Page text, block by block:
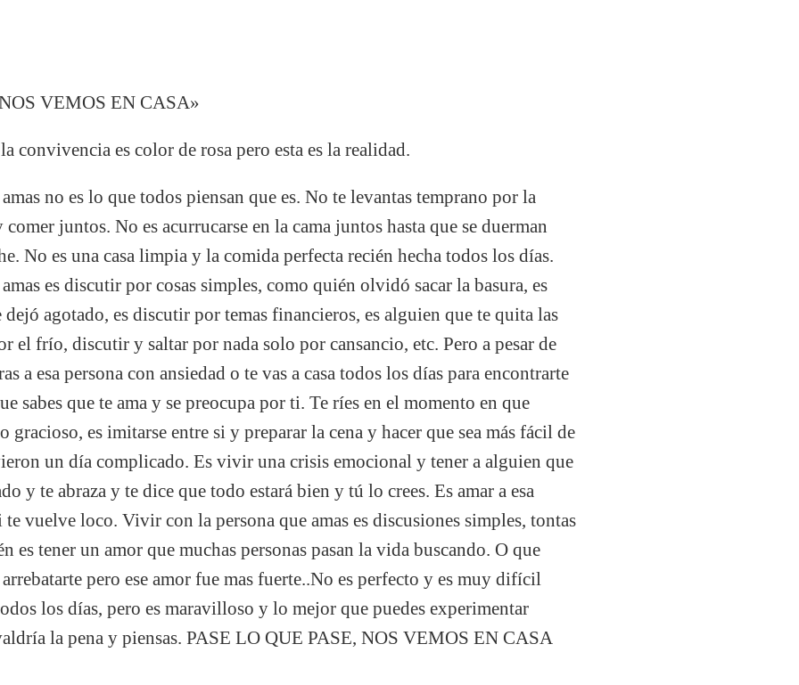
VEMOS EN CASA»
convivencia es color de rosa pero esta es la realidad.
no es lo que todos piensan que es. No te levantas temprano por la
comer juntos. No es acurrucarse en la cama juntos hasta que se duerman
No es una casa limpia y la comida perfecta recién hecha todos los días.
es discutir por cosas simples, como quién olvidó sacar la basura, es
agotado, es discutir por temas financieros, es alguien que te quita las
el frío, discutir y saltar por nada solo por cansancio, etc. Pero a pesar de
a esa persona con ansiedad o te vas a casa todos los días para encontrarte
sabes que te ama y se preocupa por ti. Te ríes en el momento en que
gracioso, es imitarse entre si y preparar la cena y hacer que sea más fácil de
un día complicado. Es vivir una crisis emocional y tener a alguien que
y te abraza y te dice que todo estará bien y tú lo crees. Es amar a esa
vuelve loco. Vivir con la persona que amas es discusiones simples, tontas
es tener un amor que muchas personas pasan la vida buscando. O que
pero ese amor fue mas fuerte..No es perfecto y es muy difícil
los días, pero es maravilloso y lo mejor que puedes experimentar
la pena y piensas. PASE LO QUE PASE, NOS VEMOS EN CASA